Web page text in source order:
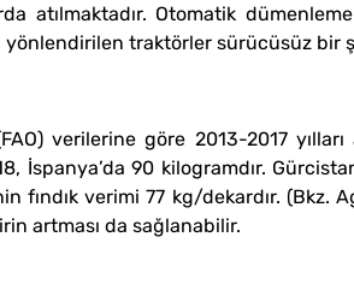
atılmaktadır. Otomatik
traktörler sürücüsüz bir
verilerine göre 2013-2017
İspanya’da 90 kilogramdır.
fındık verimi 77 kg/dekardır.
artması da sağlanabilir.